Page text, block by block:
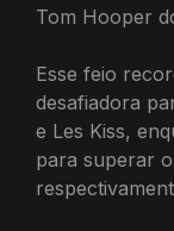
Tom Hooper
Esse feio
desafiadora
e Les Kiss,
para superar